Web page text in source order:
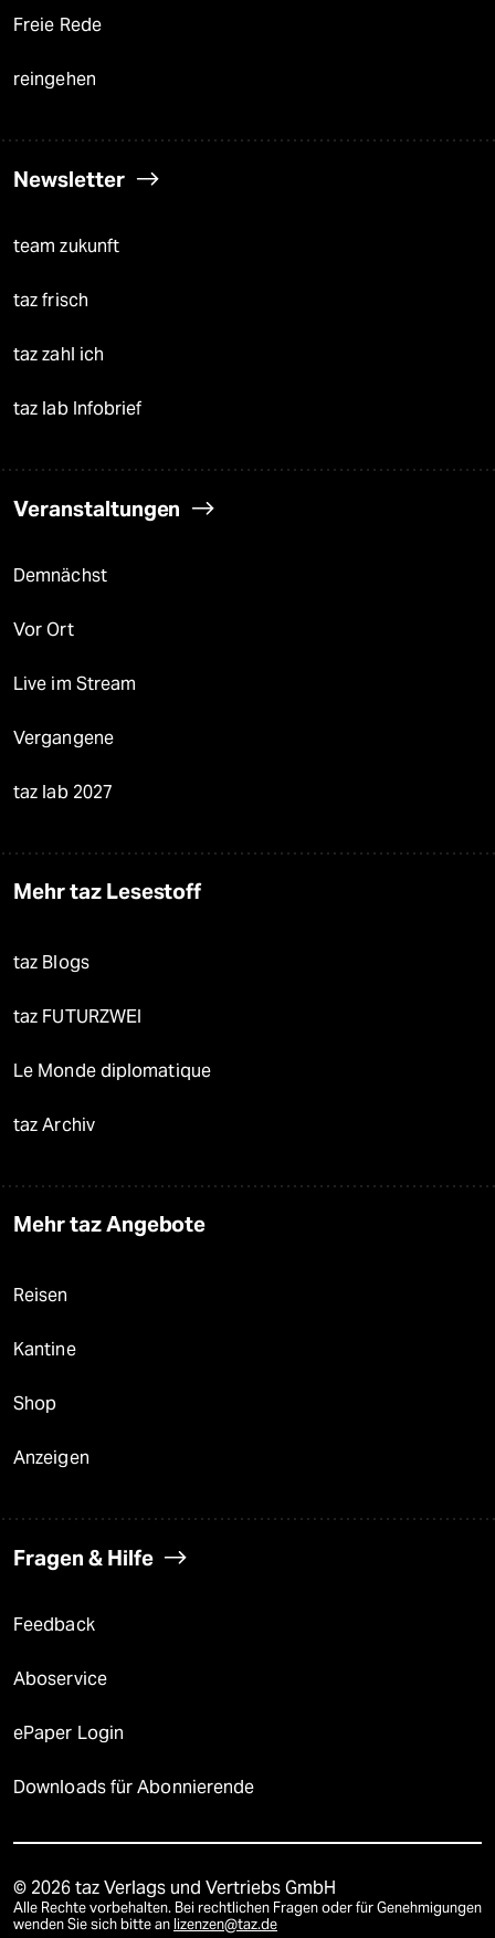
Freie Rede
reingehen
Newsletter
team zukunft
taz frisch
taz zahl ich
taz lab Infobrief
Veranstaltungen
Demnächst
Vor Ort
Live im Stream
Vergangene
taz lab 2027
Mehr taz Lesestoff
taz Blogs
taz FUTURZWEI
Le Monde diplomatique
taz Archiv
Mehr taz Angebote
Reisen
Kantine
Shop
Anzeigen
Fragen & Hilfe
Feedback
Aboservice
ePaper Login
Downloads für Abonnierende
© 2026 taz Verlags und Vertriebs GmbH
Alle Rechte vorbehalten. Bei rechtlichen Fragen oder für Genehmigungen
wenden Sie sich bitte an lizenzen@taz.de